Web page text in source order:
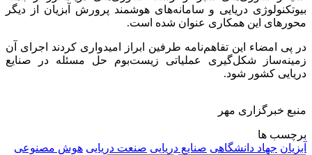
بیوتکنولوژی دریایی و سامانه‌های هوشمند پرورش آبزیان از دیگر
محورهای این همکاری عنوان شده است.
در پی امضاء این تفاهم‌نامه طرفین ابراز امیدواری کردند اجرای آن
زمینه‌ساز شکل‌گیری عملیاتی زیست‌بوم حل مسئله در صنایع
دریایی کشور شود.
منبع خبرگزاری مهر
برچسب ها
آبزیان جهاد دانشگاهی صنایع دریایی صنعت دریایی هوش مصنوعی